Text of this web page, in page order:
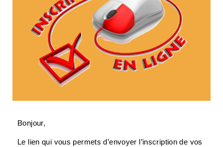
Bonjour,
Le lien qui vous permets d’envoyer l’inscription de vos